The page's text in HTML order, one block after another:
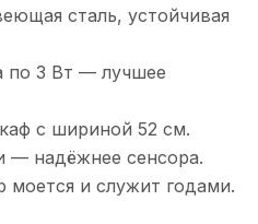
сталь, устойчивая
по 3 Вт — лучшее
с шириной 52 см.
— надёжнее сенсора.
и служит годами.